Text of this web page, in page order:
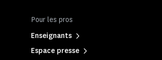
Pour les pros
Enseignants
Espace presse